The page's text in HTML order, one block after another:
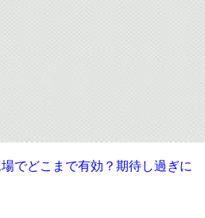
でどこまで有効？期待し過ぎに